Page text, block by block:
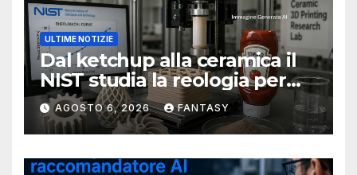
ULTIME NOTIZIE
Dal ketchup alla ceramica il
NIST studia la reologia per
rendere più affidabile la
stampa 3D
AGOSTO 6, 2026 FANTASY